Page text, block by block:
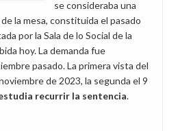
se consideraba una
la mesa, constituida el pasado
por la Sala de lo Social de la
hoy. La demanda fue
pasado. La primera vista del
de 2023, la segunda el 9
recurrir la sentencia.